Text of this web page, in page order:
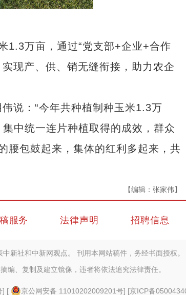
万亩，通过“党支部+企业+合作
现产、供、销无缝衔接，助力农企
说：“今年共种植制种玉米1.3万
中统一连片种植取得的成效，群众
腰包鼓起来，集体的红利多起来，共
【编辑：张家伟】
服务 法律声明 招聘信息
新社和中新网观点。 刊用本网站稿件，务经书面授权。
编、复制及建立镜像，违者将依法追究法律责任。
] [ 京公网安备 11010202009201号] [京ICP备